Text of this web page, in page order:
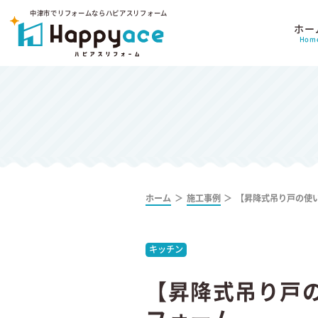
中津市でリフォームならハピアスリフォーム
ホ
ホーム 施工事例 【昇降式吊り戸の
キッチン
【昇降式吊り